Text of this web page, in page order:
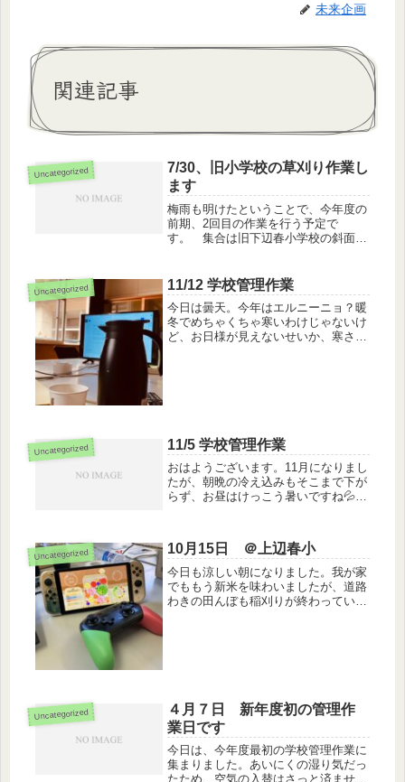
未来企画
関連記事
Uncategorized
7/30、旧小学校の草刈り作業し
ます
梅雨も明けたということで、今年度の
前期、2回目の作業を行う予定で
す。 集合は旧下辺春小学校の斜面に
と、恒例の空気入替作業を行いま
す。 暑くなると思うので、それぞれ
対策を万全に...
Uncategorized 11/12 学校管理作業
今日は曇天。今年はエルニーニョ？暖
冬でめちゃくちゃ寒いわけじゃないけ
ど、お日様が見えないせいか、寒さを
Uncategorized 11/5 学校管理作業
おはようございます。11月になりまし
たが、朝晩の冷え込みもそこまで下が
らず、お昼はけっこう暑いですね💦今
い方はぜひおいでください。
Uncategorized 10月15日 ＠上辺春小
今日も涼しい朝になりました。我が家
でももう新米を味わいましたが、道路
わきの田んぼも稲刈りが終わっている
Uncategorized
４月７日 新年度初の管理作
業日です
今日は、今年度最初の学校管理作業に
集まりました。あいにくの湿り気だっ
たため、空気の入替はさっと済ませ、